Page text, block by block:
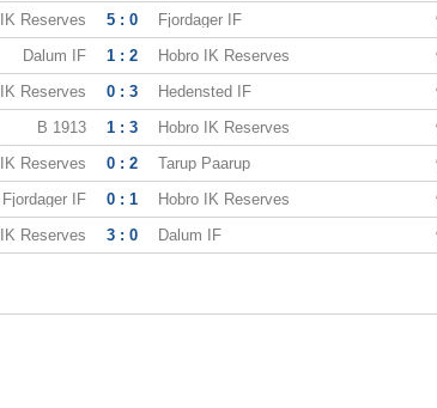
Reserves 5 : 0 Fjordager IF
Dalum IF 1 : 2 Hobro IK Reserves
Reserves 0 : 3 Hedensted IF
B 1913 1 : 3 Hobro IK Reserves
Reserves 0 : 2 Tarup Paarup
Fjordager IF 0 : 1 Hobro IK Reserves
Reserves 3 : 0 Dalum IF